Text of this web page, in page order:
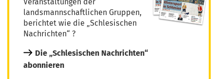
landsmannschaftlichen Gruppen,
berichtet wie die „Schlesischen
Nachrichten“ ?
Die „Schlesischen Nachrichten“
abonnieren